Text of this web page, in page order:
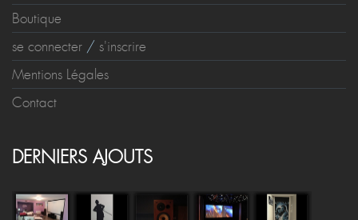
Boutique
se connecter / s'inscrire
Mentions Légales
Contact
DERNIERS AJOUTS